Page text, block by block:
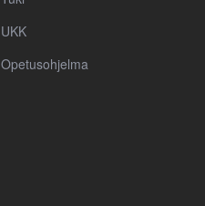
UKK
Opetusohjelma